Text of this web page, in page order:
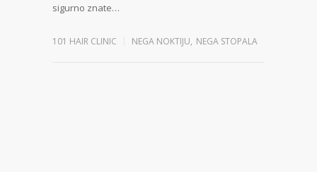
sigurno znate…
101 HAIR CLINIC NEGA NOKTIJU, NEGA STOPALA